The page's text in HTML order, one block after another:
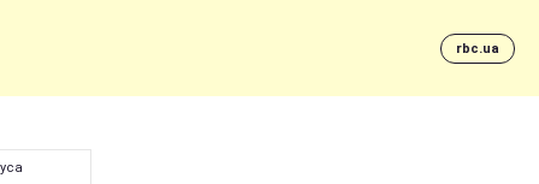
rbc.ua